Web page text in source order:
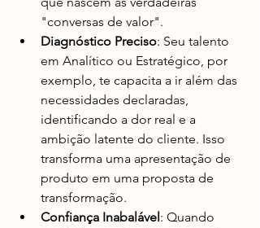
"conversas de valor".
Diagnóstico Preciso: Seu talento
em Analítico ou Estratégico, por
exemplo, te capacita a ir além das
necessidades declaradas,
identificando a dor real e a
ambição latente do cliente. Isso
transforma uma apresentação de
produto em uma proposta de
transformação.
Confiança Inabalável : Quando